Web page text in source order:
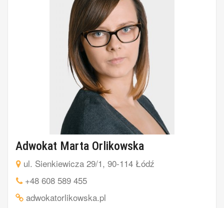
Adwokat Marta Orlikowska
ul. Sienkiewicza 29/1, 90-114 Łódź
+48 608 589 455
adwokatorlikowska.pl